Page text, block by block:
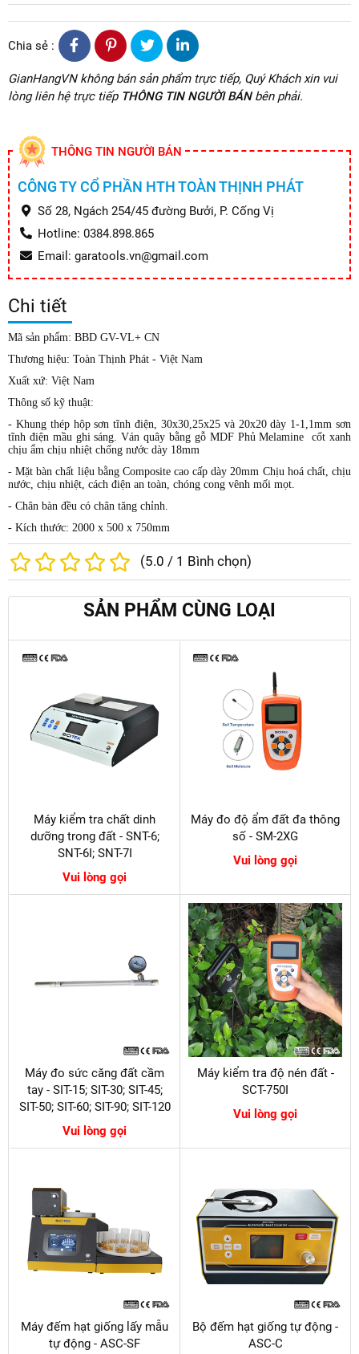
Chia sẻ :
GianHangVN không bán sản phẩm trực tiếp, Quý Khách xin vui
lòng liên hệ trực tiếp THÔNG TIN NGƯỜI BÁNbên phải.
THÔNG TIN NGƯỜI BÁN
CÔNG TY CỔ PHẦN HTH TOÀN THỊNH PHÁT
Số 28, Ngách 254/45 đường Bưởi, P. Cống Vị
Hotline: 0384.898.865
Email: garatools.vn@gmail.com
Chi tiết
Mã sản phẩm: BBD GV-VL+ CN
Thương hiệu: Toàn Thịnh Phát - Việt Nam
Xuất xứ: Việt Nam
Thông số kỹ thuật:
- Khung thép hộp sơn tĩnh điện, 30x30,25x25 và 20x20 dày 1-1,1mm sơn
tĩnh điện mầu ghi sáng. Ván quây bằng gỗ MDF Phủ Melamine cốt xanh
chịu ẩm chịu nhiệt chống nước dày 18mm
- Mặt bàn chất liệu bằng Composite cao cấp dày 20mm Chịu hoá chất, chịu
nước, chịu nhiệt, cách điện an toàn, chóng cong vênh mối mọt.
- Chân bàn đều có chân tăng chỉnh.
- Kích thước: 2000 x 500 x 750mm
(5.0 / 1 Bình chọn)
SẢN PHẨM CÙNG LOẠI
Máy kiểm tra chất dinh
dưỡng trong đất - SNT-6;
SNT-6I; SNT-7I
Vui lòng gọi
Máy đo độ ẩm đất đa thông
số - SM-2XG
Vui lòng gọi
Máy đo sức căng đất cầm
tay - SIT-15; SIT-30; SIT-45;
SIT-50; SIT-60; SIT-90; SIT-120
Vui lòng gọi
Máy kiểm tra độ nén đất -
SCT-750I
Vui lòng gọi
Máy đếm hạt giống lấy mẫu
tự động - ASC-SF
Bộ đếm hạt giống tự động -
ASC-C